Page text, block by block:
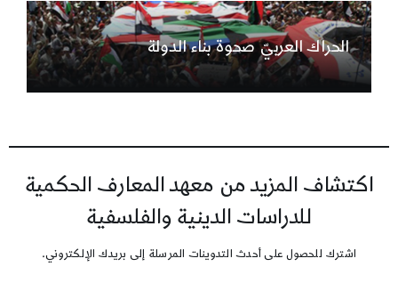
الحراك العربيّ صحوة بناء الدولة
اكتشاف المزيد من معهد المعارف الحكمية
للدراسات الدينية والفلسفية
اشترك للحصول على أحدث التدوينات المرسلة إلى بريدك الإلكتروني.